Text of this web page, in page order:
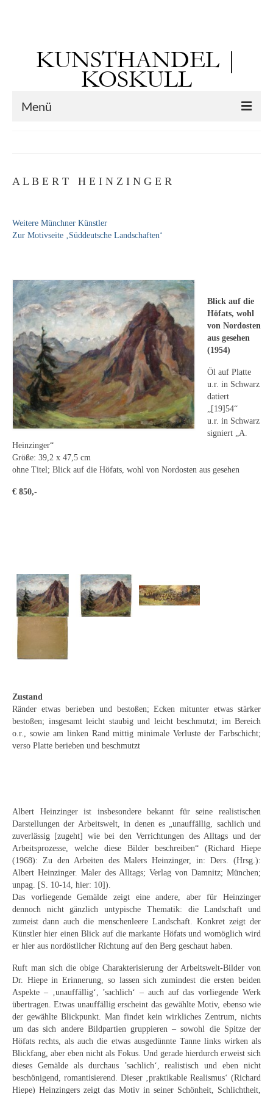
KUNSTHANDEL |
KOSKULL
Menü
– 02.06.1851 ebd.)
George Paice
Johann Georg Strobel
Ludwig Martin Wilberg
Weitere Künstler nach 1945
Kunst 1900-1945
Walter Becker
Ernst Geitlinger
Erich Hartmann
Paul Segieth
Richard Sprick
Weitere Künstler 1900-1945
Kunst nach 1945
August Lange-Brock
Ludwig (Luis) Neu
Curt Wittenbecher
Weitere Künstler nach 1945
Unbekannt
Autographen / Dokumente
Herkunft & Wirkungsstätte
Berliner Künstler
Düsseldorfer Künstler
Fränkische Künstler
Hamburger Künstler
Münchner Künstler
Pfälzer Künstler
A L B E R T H E I N Z I N G E R
Weitere Münchner Künstler
Zur Motivseite ‚Süddeutsche Landschaften‘
Blick auf die
Höfats, wohl
von Nordosten
aus gesehen
(1954)
Öl auf Platte
u.r. in Schwarz
datiert
„[19]54“
u.r. in Schwarz
signiert „A.
Heinzinger“
Größe: 39,2 x 47,5 cm
ohne Titel; Blick auf die Höfats, wohl von Nordosten aus gesehen
€ 850,-
Zustand
Ränder etwas berieben und bestoßen; Ecken mitunter etwas stärker
bestoßen; insgesamt leicht staubig und leicht beschmutzt; im Bereich
o.r., sowie am linken Rand mittig minimale Verluste der Farbschicht;
verso Platte berieben und beschmutzt
Albert Heinzinger ist insbesondere bekannt für seine realistischen
Darstellungen der Arbeitswelt, in denen es „unauffällig, sachlich und
zuverlässig [zugeht] wie bei den Verrichtungen des Alltags und der
Arbeitsprozesse, welche diese Bilder beschreiben“ (Richard Hiepe
(1968): Zu den Arbeiten des Malers Heinzinger, in: Ders. (Hrsg.):
Albert Heinzinger. Maler des Alltags; Verlag von Damnitz; München;
unpag. [S. 10-14, hier: 10]).
Das vorliegende Gemälde zeigt eine andere, aber für Heinzinger
dennoch nicht gänzlich untypische Thematik: die Landschaft und
zumeist dann auch die menschenleere Landschaft. Konkret zeigt der
Künstler hier einen Blick auf die markante Höfats und womöglich wird
er hier aus nordöstlicher Richtung auf den Berg geschaut haben.
Ruft man sich die obige Charakterisierung der Arbeitswelt-Bilder von
Dr. Hiepe in Erinnerung, so lassen sich zumindest die ersten beiden
Aspekte – ‚unauffällig‘, ’sachlich‘ – auch auf das vorliegende Werk
übertragen. Etwas unauffällig erscheint das gewählte Motiv, ebenso wie
der gewählte Blickpunkt. Man findet kein wirkliches Zentrum, nichts
um das sich andere Bildpartien gruppieren – sowohl die Spitze der
Höfats rechts, als auch die etwas ausgedünnte Tanne links wirken als
Blickfang, aber eben nicht als Fokus. Und gerade hierdurch erweist sich
dieses Gemälde als durchaus ’sachlich‘, realistisch und eben nicht
beschönigend, romantisierend. Dieser ‚praktikable Realismus‘ (Richard
Hiepe) Heinzingers zeigt das Motiv in seiner Schönheit, Schlichtheit,